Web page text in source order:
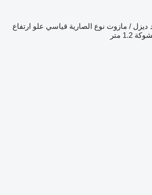
ديزل / مازوت نوع الصارية قياسي علو ارتفاع
1.2 متر